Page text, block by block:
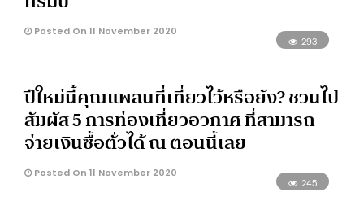
Posted On 11 November 2020
293
ปีใหม่นี้คุณแพลนที่เที่ยวไว้หรือยัง? ชวนไป
สัมผัส 5 การท่องเที่ยวอวกาศ ที่สามารถ
จ่ายเงินซื้อตั๋วได้ ณ ตอนนี้เลย
Posted On 11 November 2020
245